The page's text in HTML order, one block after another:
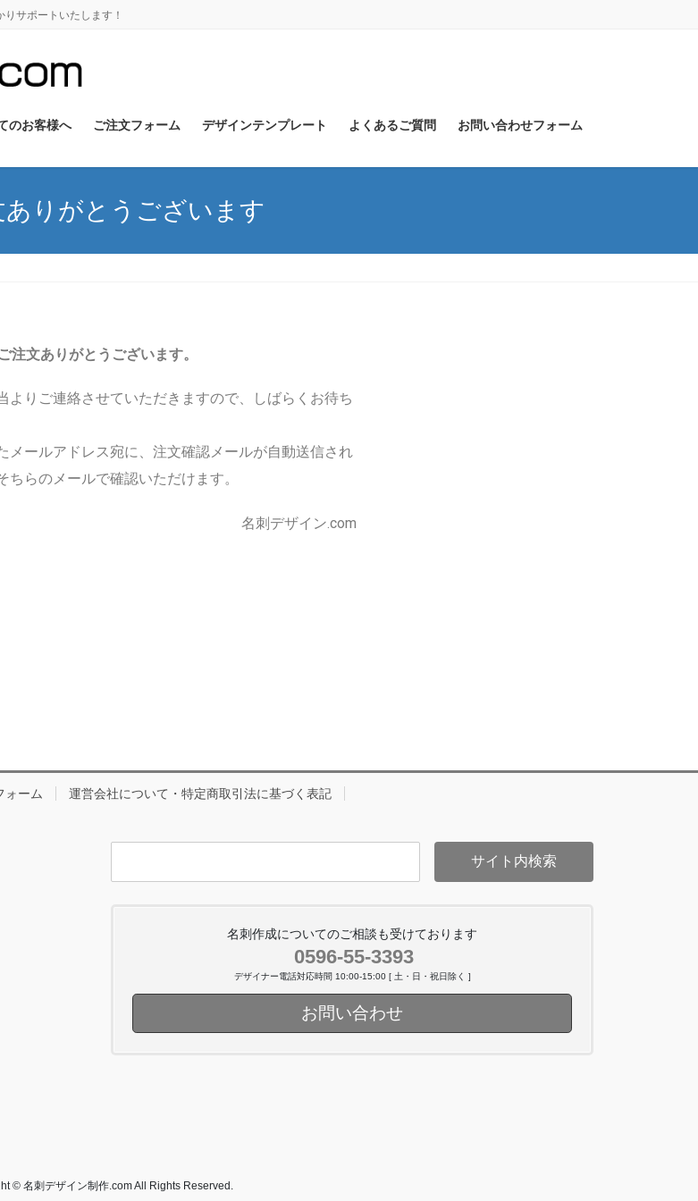
サポートいたします！
のお客様へ ご注文フォーム デザインテンプレート よくあるご質問 お問い合わせフォーム
ありがとうございます
ご注文ありがとうございます。
よりご連絡させていただきますので、しばらくお待ち
メールアドレス宛に、注文確認メールが自動送信され
ちらのメールで確認いただけます。
名刺デザイン.com
ォーム 運営会社について・特定商取引法に基づく表記
サイト内検索
名刺作成についてのご相談も受けております
0596-55-3393
デザイナー電話対応時間 10:00-15:00 [ 土・日・祝日除く ]
お問い合わせ
© 名刺デザイン制作.com All Rights Reserved.